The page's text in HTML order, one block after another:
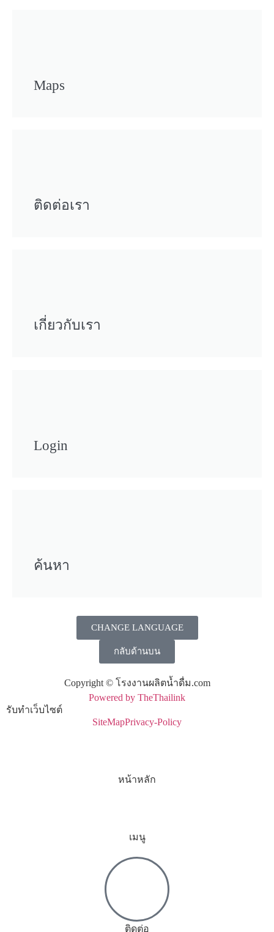
Maps
ติดต่อเรา
เกี่ยวกับเรา
Login
ค้นหา
Copyright © โรงงานผลิตน้ำดื่ม.com
Powered by TheThailink
รับทำเว็บไซต์
SiteMapPrivacy-Policy
CHANGE LANGUAGE
กลับด้านบน
หน้าหลัก
เมนู
ติดต่อ